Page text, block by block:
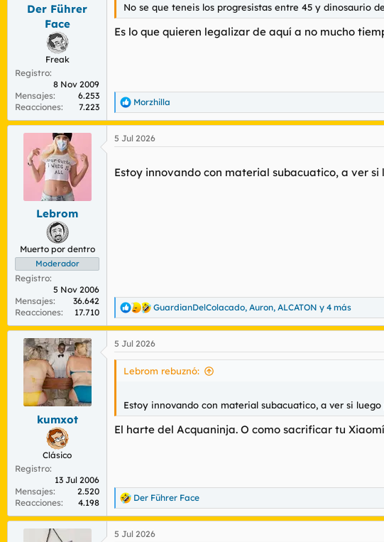
Der Führer
Face
Freak
Registro
8 Nov 2009
Mensajes
6.253
Reacciones
7.223
No se que teneis los progresistas entre 45 y dinosaurio
Es lo que quieren legalizar de aquí a no mucho
R
e
a
c
o
Morzhilla
Lebrom
Muerto por dentro
Moderador
Registro
5 Nov 2006
Mensajes
36.642
Reacciones
17.710
5 Jul 2026
Estoy innovando con material subacuatico, a ver
R
e
a
c
c
s
:
GuardianDelColacado, Auron, ALCATON y 4 más
kumxot
Clásico
Registro
13 Jul 2006
Mensajes
2.520
Reacciones
4.198
5 Jul 2026
Lebrom rebuznó:
Estoy innovando con material subacuatico, a ver si
El harte del Acquaninja. O como sacrificar tu
R
e
a
c
Der Führer Face
5 Jul 2026